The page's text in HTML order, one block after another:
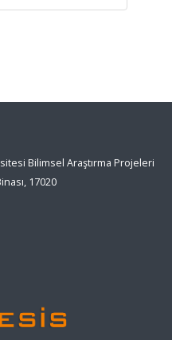
Bilimsel Araştırma Projeleri
17020